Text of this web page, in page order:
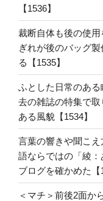
【1536】
裁断自体も後の使
ぎれが後のバッグ
る【1535】
ふとした日常のあ
去の雑誌の特集で
ある風貌【1534】
言葉の響きや聞こ
語ならではの「綾
ブログを確かめた【
＜マチ＞前後2面か